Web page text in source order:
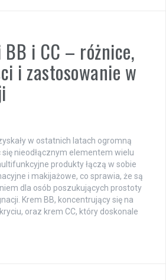
i CC – różnice,
i zastosowanie w
w ostatnich latach ogromną
nieodłącznym elementem wielu
produkty łączą w sobie
i makijażowe, co sprawia, że są
dla osób poszukujących prostoty
Krem BB, koncentrujący się na
oraz krem CC, który doskonale